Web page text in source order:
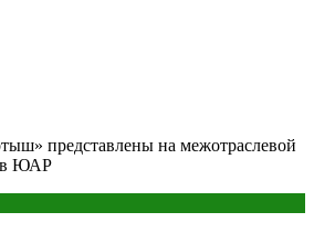
представлены на межотраслевой
в ЮАР